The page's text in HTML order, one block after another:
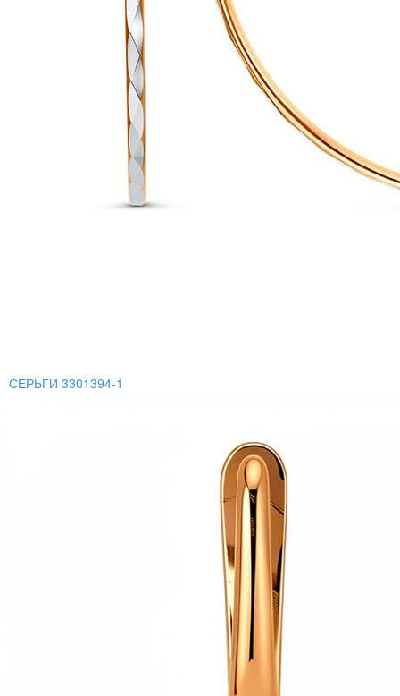
СЕРЬГИ 3301394-1